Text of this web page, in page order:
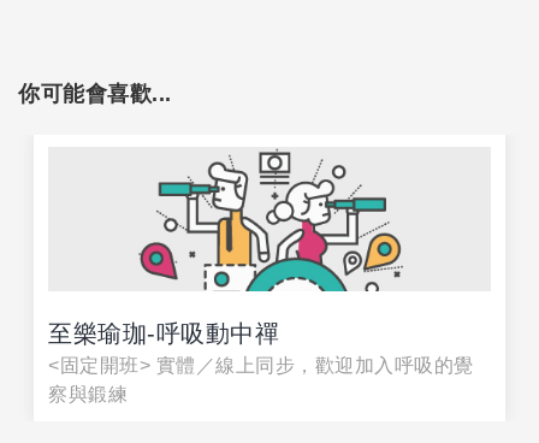
你可能會喜歡...
至樂瑜珈-呼吸動中禪
<固定開班> 實體／線上同步，歡迎加入呼吸的覺
察與鍛練